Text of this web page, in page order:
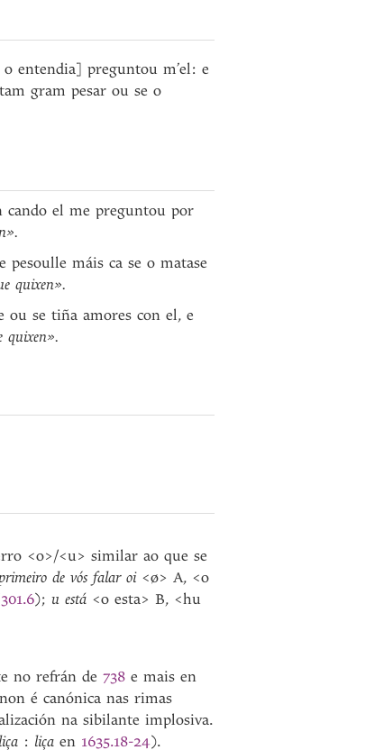
entendia] preguntou m’el: e
gram pesar ou se o
el me preguntou por
máis ca se o matase
quixen».
se tiña amores con el, e
quixen».
<o>/<u> similar ao que se
de vós falar oi<ø> A, <o
301.6); u está <o esta> B, <hu
no refrán de 738 e mais en
é canónica nas rimas
na sibilante implosiva.
: liça en 1635.18-24).